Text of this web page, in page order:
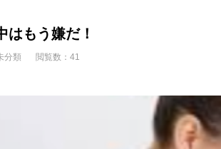
はもう嫌だ！
分類 閲覧数：41